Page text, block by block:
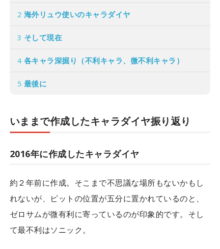
2 海外リュウ使いのキャラダイヤ
3 そして現在
4 各キャラ深掘り（不利キャラ、微不利キャラ）
5 最後に
いままで作成したキャラダイヤ振り返り
2016年に作成したキャラダイヤ
約２年前に作成。そこまで不思議な場所もないかもし
れないが、ピットの位置が五分に置かれているのと、
ゼロサムが微有利に寄っているのが印象的です。そし
て最不利はソニック。